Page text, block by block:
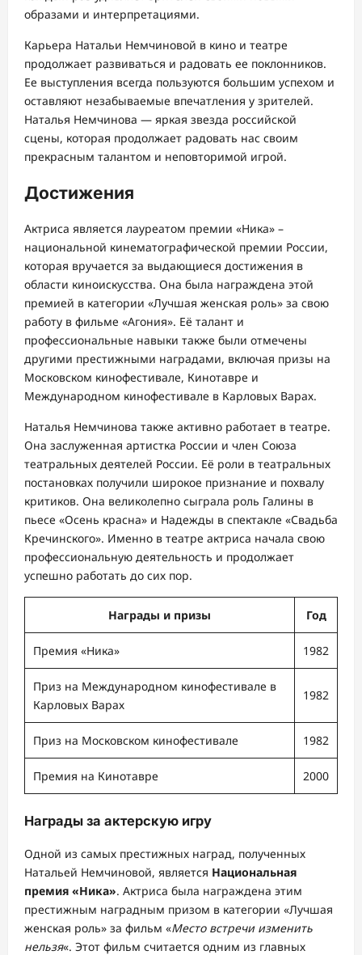
образами и интерпретациями.
Карьера Натальи Немчиновой в кино и театре
продолжает развиваться и радовать ее поклонников.
Ее выступления всегда пользуются большим успехом и
оставляют незабываемые впечатления у зрителей.
Наталья Немчинова — яркая звезда российской
сцены, которая продолжает радовать нас своим
прекрасным талантом и неповторимой игрой.
Достижения
Актриса является лауреатом премии «Ника» –
национальной кинематографической премии России,
которая вручается за выдающиеся достижения в
области киноискусства. Она была награждена этой
премией в категории «Лучшая женская роль» за свою
работу в фильме «Агония». Её талант и
профессиональные навыки также были отмечены
другими престижными наградами, включая призы на
Московском кинофестивале, Кинотавре и
Международном кинофестивале в Карловых Варах.
Наталья Немчинова также активно работает в театре.
Она заслуженная артистка России и член Союза
театральных деятелей России. Её роли в театральных
постановках получили широкое признание и похвалу
критиков. Она великолепно сыграла роль Галины в
пьесе «Осень красна» и Надежды в спектакле «Свадьба
Кречинского». Именно в театре актриса начала свою
профессиональную деятельность и продолжает
успешно работать до сих пор.
Награды и призы Год
Премия «Ника» 1982
Приз на Международном кинофестивале в
Карловых Варах
1982
Приз на Московском кинофестивале 1982
Премия на Кинотавре 2000
Награды за актерскую игру
Одной из самых престижных наград, полученных
Натальей Немчиновой, является Национальная
премия «Ника». Актриса была награждена этим
престижным наградным призом в категории «Лучшая
женская роль» за фильм «Место встречи изменить
нельзя«. Этот фильм считается одним из главных